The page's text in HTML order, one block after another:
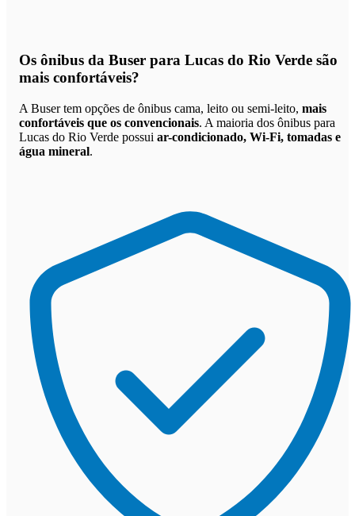
Os ônibus da Buser para Lucas do Rio Verde são
mais confortáveis?
A Buser tem opções de ônibus cama, leito ou semi-leito, mais
confortáveis que os convencionais. A maioria dos ônibus para
Lucas do Rio Verde possui ar-condicionado, Wi-Fi, tomadas e
água mineral.